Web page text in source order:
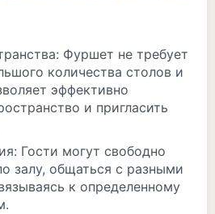
Фуршет не требует
количества столов и
эффективно
и пригласить
Гости могут свободно
залу, общаться с разными
к определенному